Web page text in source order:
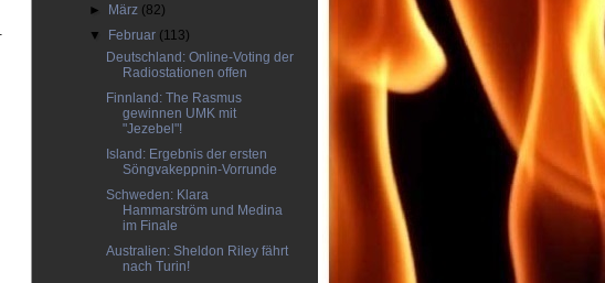
►
März (82)
▼
Februar (113)
Deutschland: Online-Voting der
Radiostationen offen
Finnland: The Rasmus
gewinnen UMK mit
"Jezebel"!
Island: Ergebnis der ersten
Söngvakeppnin-Vorrunde
Schweden: Klara
Hammarström und Medina
im Finale
Australien: Sheldon Riley fährt
nach Turin!